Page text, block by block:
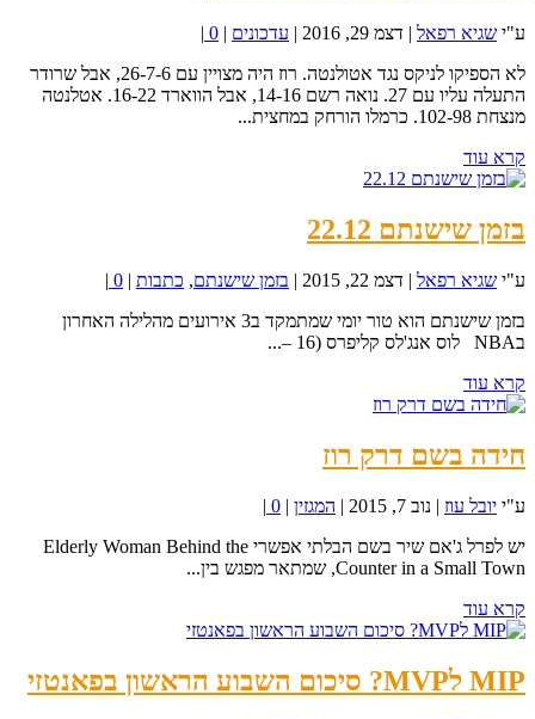
ע"י שגיא רפאל | דצמ 29, 2016 | עדכונים |
0
|
לא הספיקו לניקס נגד אטולנטה. רוז היה מצויין עם 26-7-6, אבל שרודר
התעלה עליו עם 27. נואה רשם 14-16, אבל הווארד 16-22. אטלנטה
מנצחת 102-98. כרמלו הורחק במחצית...
קרא עוד
בזמן שישנתם 22.12
ע"י שגיא רפאל | דצמ 22, 2015 | בזמן שישנתם, כתבות |
0
|
בזמן שישנתם הוא טור יומי שמתמקד ב3 אירועים מהלילה האחרון
בNBA לוס אנג'לס קליפרס (16 –...
קרא עוד
חידה בשם דרק רוז
ע"י יובל עוז | נוב 7, 2015 | המגזין |
0
|
יש לפרל ג'אם שיר בשם הבלתי אפשרי Elderly Woman Behind the
Counter in a Small Town, שמתאר מפגש בין...
קרא עוד
MIP לMVP? סיכום השבוע הראשון בפאנטזי